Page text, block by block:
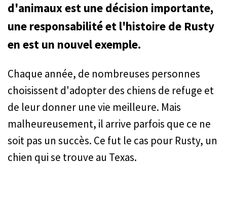
d'animaux est une décision importante,
une responsabilité et l'histoire de Rusty
en est un nouvel exemple.
Chaque année, de nombreuses personnes
choisissent d'adopter des chiens de refuge et
de leur donner une vie meilleure. Mais
malheureusement, il arrive parfois que ce ne
soit pas un succès. Ce fut le cas pour Rusty, un
chien qui se trouve au Texas.